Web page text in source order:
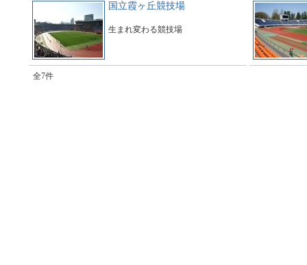
国立霞ヶ丘競技場
生まれ変わる競技場
全7件